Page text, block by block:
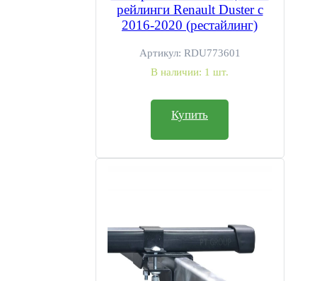
рейлинги Renault Duster с
2016-2020 (рестайлинг)
Артикул: RDU773601
В наличии: 1 шт.
Купить